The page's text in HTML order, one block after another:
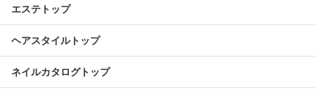
エステトップ
ヘアスタイルトップ
ネイルカタログトップ